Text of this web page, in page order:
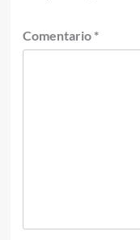
Comentario *